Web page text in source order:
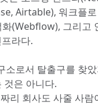
Airtable), 워크플
(Webflow), 그리고
라다.
소로서 탈출구를 찾
것은 아니다.
리 회사도 사줄 사람